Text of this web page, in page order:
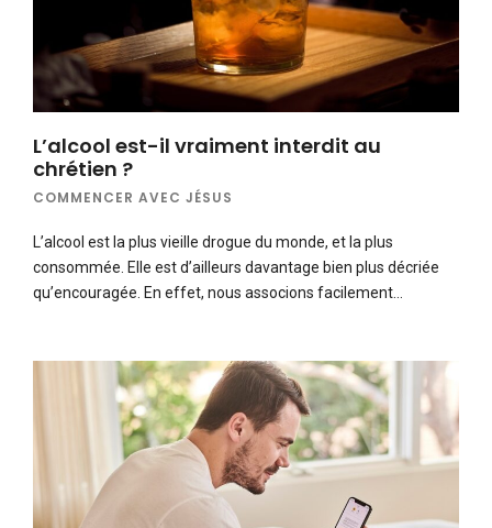
L’alcool est-il vraiment interdit au
chrétien ?
COMMENCER AVEC JÉSUS
L’alcool est la plus vieille drogue du monde, et la plus
consommée. Elle est d’ailleurs davantage bien plus décriée
qu’encouragée. En effet, nous associons facilement…